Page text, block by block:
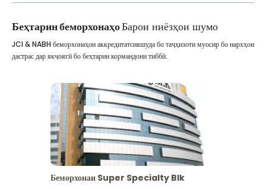
Беҳтарин беморхонаҳоБарои ниёзҳои шумо
JCI & NABH беморхонаҳои аккредитатсияшуда бо таҷҳизоти муосир бо нархҳои
дастрас дар якҷоягӣ бо беҳтарин кормандони тиббӣ.
Беморхонаи Super Specialty Blk